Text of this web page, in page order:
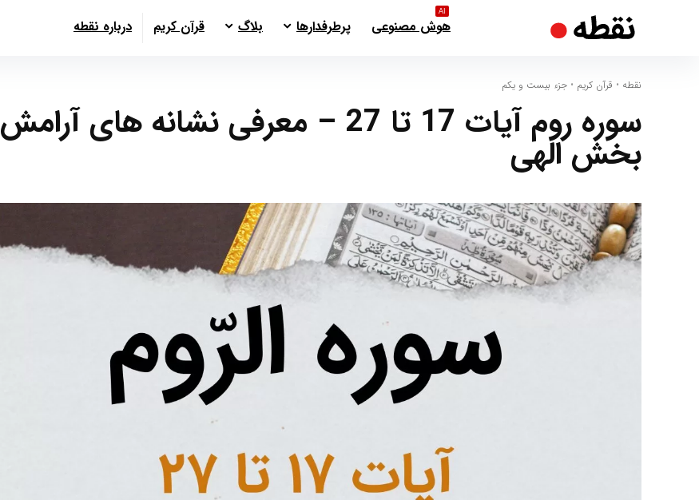
هوش مصنوعی
AI
پرطرفدارها بلاگ قرآن کریم درباره نقطه
نقطه • قرآن کریم • جزء بیست و یکم
سوره روم آیات 17 تا 27 – معرفی نشانه های آرامش
بخش الهی